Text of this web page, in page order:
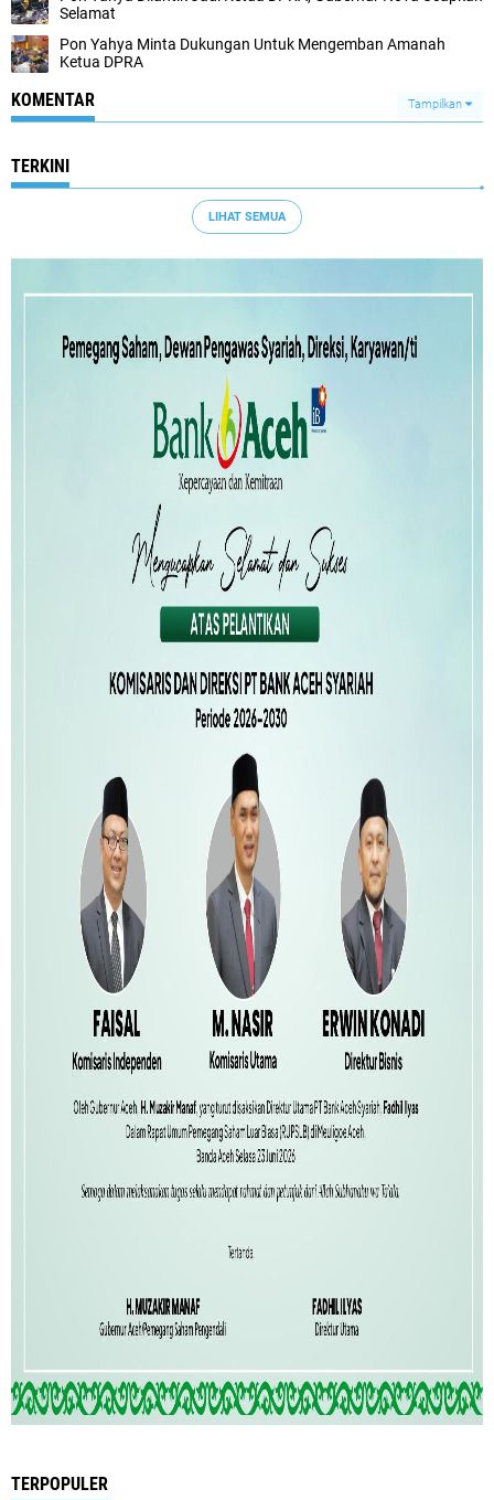
Selamat
Pon Yahya Minta Dukungan Untuk Mengemban Amanah
Ketua DPRA
KOMENTAR Tampilkan
TERKINI
LIHAT SEMUA
TERPOPULER